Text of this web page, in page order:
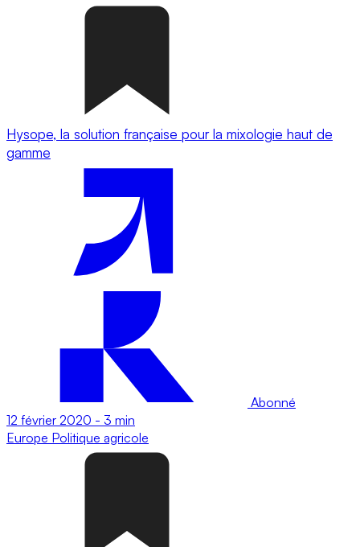
Hysope, la solution française pour la mixologie haut de
gamme
Abonné
12 février 2020 - 3 min
Europe Politique agricole